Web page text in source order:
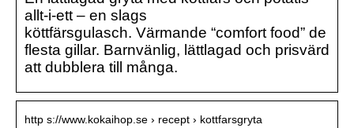
allt-i-ett – en slags
köttfärsgulasch. Värmande “comfort food” de
flesta gillar. Barnvänlig, lättlagad och prisvärd
att dubblera till många.
http s://www.kokaihop.se › recept › kottfarsgryta